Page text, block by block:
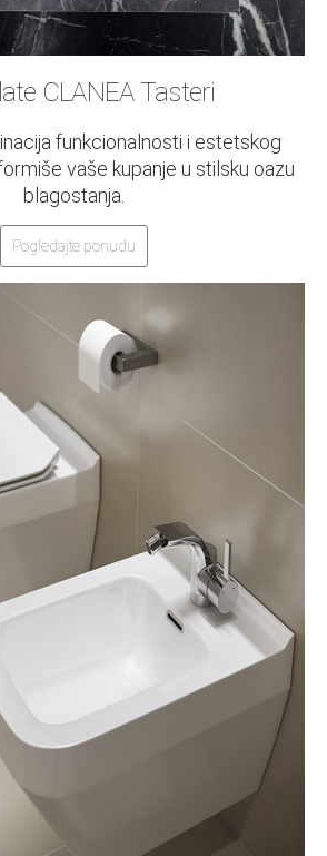
CLANEA Tasteri
funkcionalnosti i estetskog
vaše kupanje u stilsku oazu
blagostanja.
Pogledajte ponudu